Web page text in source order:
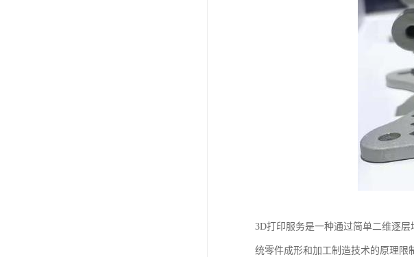
3D打印服务是一种通过简单二维逐
统零件成形和加工制造技术的原理限